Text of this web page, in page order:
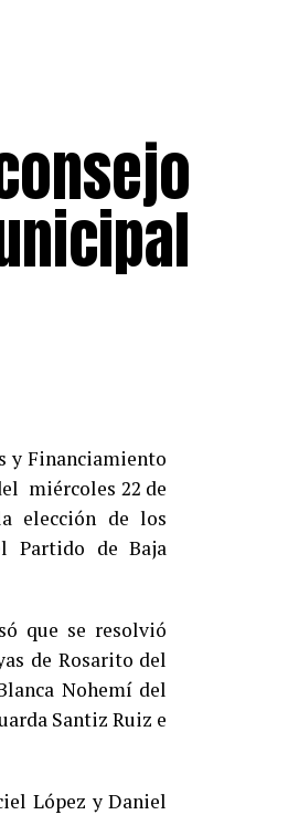
y Financiamiento
miércoles 22 de
elección de los
Partido de Baja
que se resolvió
de Rosarito del
Nohemí del
Santiz Ruiz e
López y Daniel